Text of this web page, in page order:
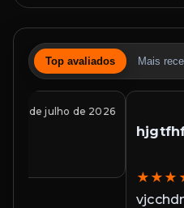
Top avaliados Mais
★★★★★